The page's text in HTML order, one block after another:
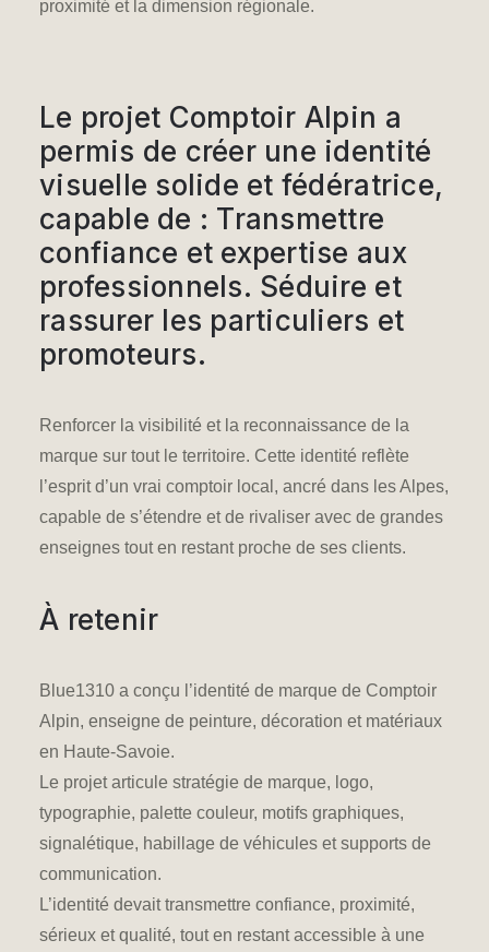
proximité et la dimension régionale.
Le projet Comptoir Alpin a
permis de créer une identité
visuelle solide et fédératrice,
capable de : Transmettre
confiance et expertise aux
professionnels. Séduire et
rassurer les particuliers et
promoteurs.
Renforcer la visibilité et la reconnaissance de la
marque sur tout le territoire. Cette identité reflète
l’esprit d’un vrai comptoir local, ancré dans les Alpes,
capable de s’étendre et de rivaliser avec de grandes
enseignes tout en restant proche de ses clients.
À retenir
Blue1310 a conçu l’identité de marque de Comptoir
Alpin, enseigne de peinture, décoration et matériaux
en Haute-Savoie.
Le projet articule stratégie de marque, logo,
typographie, palette couleur, motifs graphiques,
signalétique, habillage de véhicules et supports de
communication.
L’identité devait transmettre confiance, proximité,
sérieux et qualité, tout en restant accessible à une